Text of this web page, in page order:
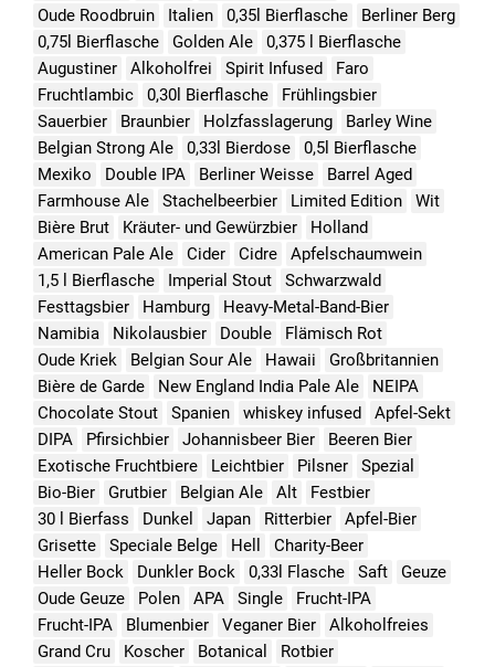
Oude Roodbruin
Italien 0,35l Bierflasche
Berliner Berg
0,75l Bierflasche
Golden Ale
0,375 l Bierflasche
Augustiner
Alkoholfrei Spirit Infused
Faro
Fruchtlambic
0,30l Bierflasche
Frühlingsbier
Sauerbier
Braunbier Holzfasslagerung
Barley Wine
Belgian Strong Ale
0,33l Bierdose
0,5l Bierflasche
Mexiko
Double IPA Berliner Weisse
Barrel Aged
Farmhouse Ale
Stachelbeerbier Limited Edition
Wit
Bière Brut
Kräuter- und Gewürzbier
Holland
American Pale Ale
Cider Cidre
Apfelschaumwein
1,5 l Bierflasche
Imperial Stout
Schwarzwald
Festtagsbier
Hamburg
Heavy-Metal-Band-Bier
Namibia
Nikolausbier Double
Flämisch Rot
Oude Kriek
Belgian Sour Ale Hawaii
Großbritannien
Bière de Garde
New England India Pale Ale
NEIPA
Chocolate Stout
Spanien whiskey infused
Apfel-Sekt
DIPA
Pfirsichbier Johannisbeer Bier
Beeren Bier
Exotische Fruchtbiere
Leichtbier Pilsner
Spezial
Bio-Bier
Grutbier Belgian Ale Alt
Festbier
30 l Bierfass
Dunkel Japan Ritterbier
Apfel-Bier
Grisette
Speciale Belge Hell
Charity-Beer
Heller Bock
Dunkler Bock 0,33l Flasche Saft
Geuze
Oude Geuze
Polen APA Single
Frucht-IPA
Frucht-IPA
Blumenbier Veganer Bier
Alkoholfreies
Grand Cru
Koscher Botanical
Rotbier